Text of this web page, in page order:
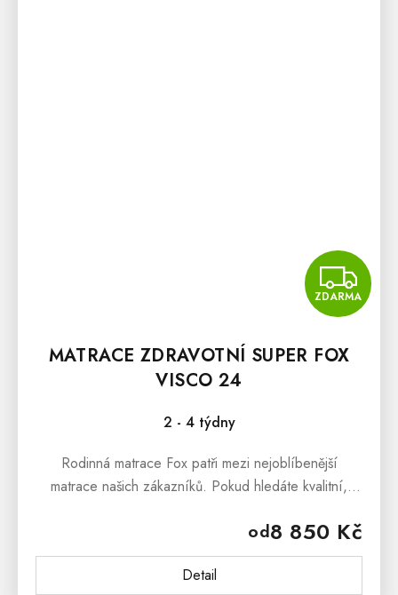
ZDARMA
MATRACE ZDRAVOTNÍ SUPER FOX
VISCO 24
2 - 4 týdny
od8 850 Kč
Detail
Rodinná matrace Fox patři mezi nejoblíbenější
matrace našich zákazníků. Pokud hledáte kvalitní,
ortopedickými vlastnostmi,...